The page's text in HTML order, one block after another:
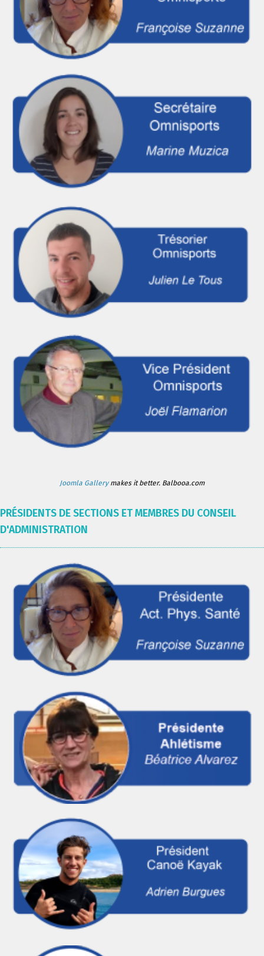
Joomla Gallerymakes it better. Balbooa.com
PRÉSIDENTS DE SECTIONS ET MEMBRES DU CONSEIL
D'ADMINISTRATION